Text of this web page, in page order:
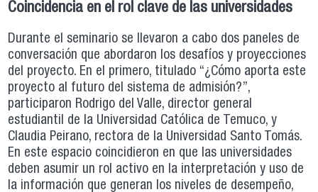
Coincidencia en el rol clave de las universidades
Durante el seminario se llevaron a cabo dos paneles de
conversación que abordaron los desafíos y proyecciones
del proyecto. En el primero, titulado “¿Cómo aporta este
proyecto al futuro del sistema de admisión?”,
participaron Rodrigo del Valle, director general
estudiantil de la Universidad Católica de Temuco, y
Claudia Peirano, rectora de la Universidad Santo Tomás.
En este espacio coincidieron en que las universidades
deben asumir un rol activo en la interpretación y uso de
la información que generan los niveles de desempeño,